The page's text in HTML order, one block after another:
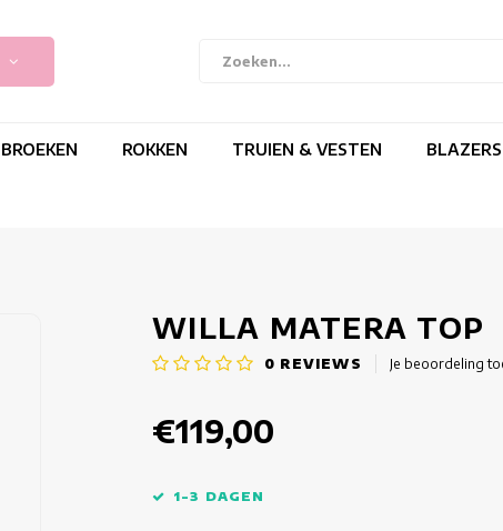
BROEKEN ROKKEN TRUIEN & VESTEN BLAZERS
WILLA MATERA TOP
0 REVIEWS Je beoordeling
€119,00
1-3 DAGEN